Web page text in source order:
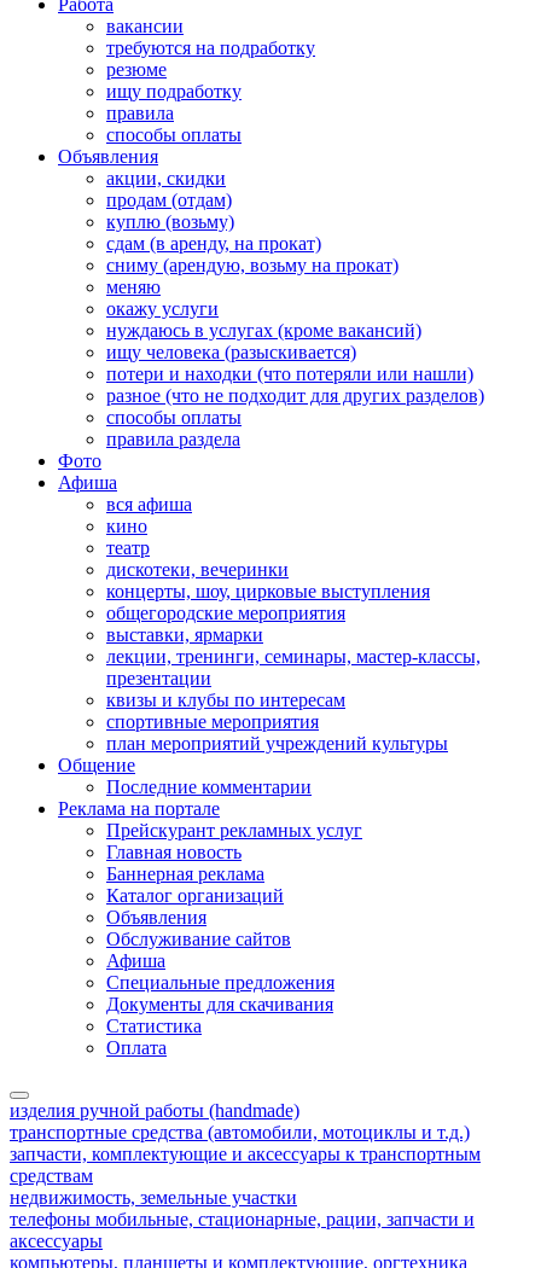
Работа
вакансии
требуются на подработку
резюме
ищу подработку
правила
способы оплаты
Объявления
акции, скидки
продам (отдам)
куплю (возьму)
сдам (в аренду, на прокат)
сниму (арендую, возьму на прокат)
меняю
окажу услуги
нуждаюсь в услугах (кроме вакансий)
ищу человека (разыскивается)
потери и находки (что потеряли или нашли)
разное (что не подходит для других разделов)
способы оплаты
правила раздела
Фото
Афиша
вся афиша
кино
театр
дискотеки, вечеринки
концерты, шоу, цирковые выступления
общегородские мероприятия
выставки, ярмарки
лекции, тренинги, семинары, мастер-классы,
презентации
квизы и клубы по интересам
спортивные мероприятия
план мероприятий учреждений культуры
Общение
Последние комментарии
Реклама на портале
Прейскурант рекламных услуг
Главная новость
Баннерная реклама
Каталог организаций
Объявления
Обслуживание сайтов
Афиша
Специальные предложения
Документы для скачивания
Статистика
Оплата
изделия ручной работы (handmade)
транспортные средства (автомобили, мотоциклы и т.д.)
запчасти, комплектующие и аксессуары к транспортным
средствам
недвижимость, земельные участки
телефоны мобильные, стационарные, рации, запчасти и
аксессуары
компьютеры, планшеты и комплектующие, оргтехника